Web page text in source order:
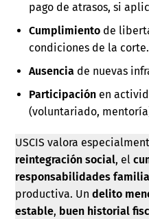
pago de atrasos, si
Cumplimiento de
condiciones de la corte.
Ausencia de nuevas
Participación en
(voluntariado,
USCIS valora
reintegración social, el
responsabilidades
productiva. Undelito
estable, buen historial